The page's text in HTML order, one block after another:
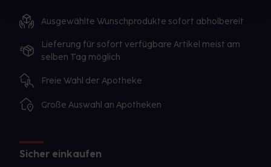
Ausgewählte Wunschprodukte sofort abholbereit
Lieferung für sofort verfügbare Artikel meist am
selben Tag möglich
Freie Wahl der Apotheke
Große Auswahl an Apotheken
Sicher einkaufen